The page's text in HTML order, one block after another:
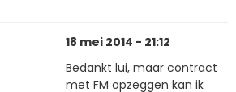
18 mei 2014 - 21:12
Bedankt lui, maar contract
met FM opzeggen kan ik